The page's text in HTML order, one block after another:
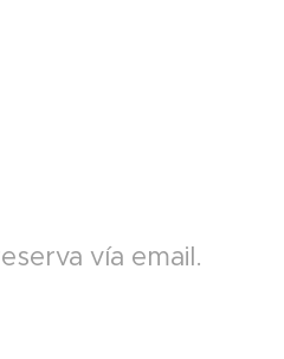
vía email.